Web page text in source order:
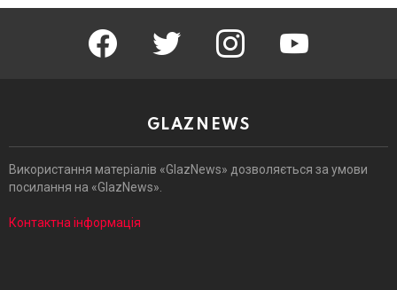
facebook twitter instagram youtube
GLAZNEWS
Використання матеріалів «GlazNews» дозволяється за умови
посилання на «GlazNews».
Контактна інформація